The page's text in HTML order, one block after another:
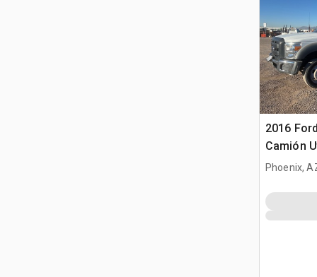
2016
Camión
Phoenix,